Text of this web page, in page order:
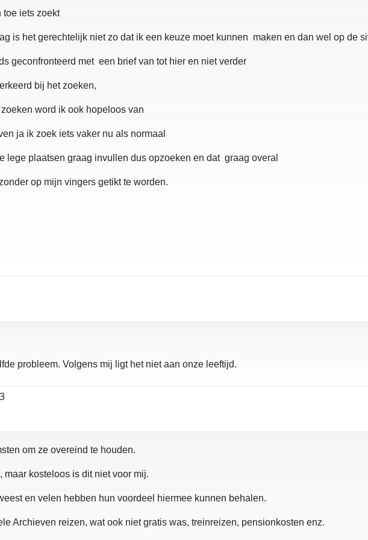
toe iets zoekt
is het gerechtelijk niet zo dat ik een keuze moet kunnen maken en dan wel op de
geconfronteerd met een brief van tot hier en niet verder
bij het zoeken,
word ik ook hopeloos van
ja ik zoek iets vaker nu als normaal
lege plaatsen graag invullen dus opzoeken en dat graag overal
op mijn vingers getikt te worden.
probleem. Volgens mij ligt het niet aan onze leeftijd.
om ze overeind te houden.
maar kosteloos is dit niet voor mij.
en velen hebben hun voordeel hiermee kunnen behalen.
Archieven reizen, wat ook niet gratis was, treinreizen, pensionkosten enz.